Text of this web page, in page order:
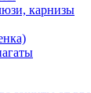
карнизы